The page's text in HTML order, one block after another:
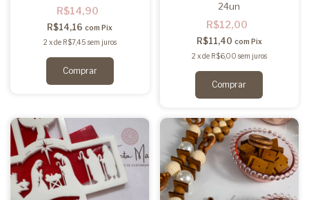
R$14,90
R$14,16com Pix
2 xde R$7,45 sem juros
24un
R$12,00
R$11,40 com Pix
2 xde R$6,00 sem juros